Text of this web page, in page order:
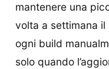
mantenere una
volta a settimana
ogni build
solo quando